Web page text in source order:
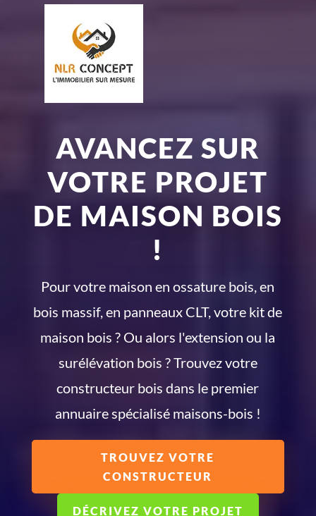
AVANCEZ SUR
VOTRE PROJET
DE MAISON BOIS
!
Pour votre maison en ossature bois, en
bois massif, en panneaux CLT, votre kit de
maison bois ? Ou alors l'extension ou la
surélévation bois ? Trouvez votre
constructeur bois dans le premier
annuaire spécialisé maisons-bois !
TROUVEZ VOTRE
CONSTRUCTEUR
DÉCRIVEZ VOTRE PROJET